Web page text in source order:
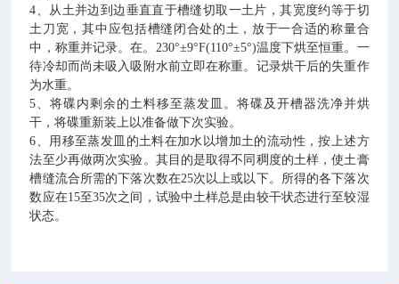
4、从土并边到边垂直直于槽缝切取一土片，其宽度约等于切
土刀宽，其中应包括槽缝闭合处的土，放于一合适的称量合
中，称重并记录。在。230°±9°F(110°±5°)温度下烘至恒重。一
待冷却而尚未吸入吸附水前立即在称重。记录烘干后的失重作
为水重。
5、将碟内剩余的土料移至蒸发皿。将碟及开槽器洗净并烘
干，将碟重新装上以准备做下次实验。
6、用移至蒸发皿的土料在加水以增加土的流动性，按上述方
法至少再做两次实验。其目的是取得不同稠度的土样，使土膏
槽缝流合所需的下落次数在25次以上或以下。所得的各下落次
数应在15至35次之间，试验中土样总是由较干状态进行至较湿
状态。